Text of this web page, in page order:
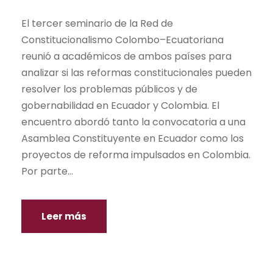
El tercer seminario de la Red de
Constitucionalismo Colombo–Ecuatoriana
reunió a académicos de ambos países para
analizar si las reformas constitucionales pueden
resolver los problemas públicos y de
gobernabilidad en Ecuador y Colombia. El
encuentro abordó tanto la convocatoria a una
Asamblea Constituyente en Ecuador como los
proyectos de reforma impulsados en Colombia.
Por parte...
Leer más